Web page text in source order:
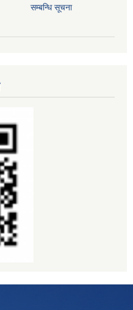
सम्बन्धि सूचना